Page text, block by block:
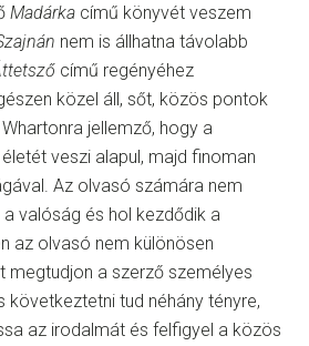
Madárka című könyvét veszem
nem is állhatna távolabb
című regényéhez
közel áll, sőt, közös pontok
jellemző, hogy a
veszi alapul, majd finoman
Az olvasó számára nem
valóság és hol kezdődik a
az olvasó nem különösen
megtudjon a szerző személyes
következtetni tud néhány tényre,
az irodalmát és felfigyel a közös